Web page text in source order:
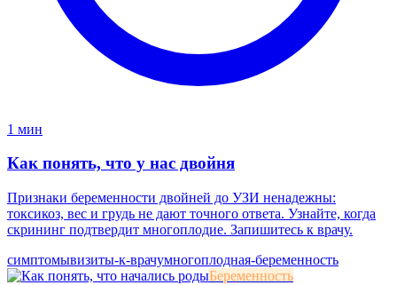
1 мин
Как понять, что у нас двойня
Признаки беременности двойней до УЗИ ненадежны:
токсикоз, вес и грудь не дают точного ответа. Узнайте, когда
скрининг подтвердит многоплодие. Запишитесь к врачу.
симптомывизиты-к-врачумногоплодная-беременность
Беременность